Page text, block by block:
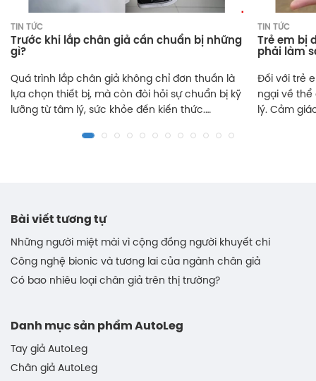
TIN TỨC
Trước khi lắp chân giả cần chuẩn bị những
gì?
Quá trình lắp chân giả không chỉ đơn thuần là
lựa chọn thiết bị, mà còn đòi hỏi sự chuẩn bị kỹ
lưỡng từ tâm lý, sức khỏe đến kiến thức.
Trước khi lắp chân giả cần chuẩn bị những gì.
TIN TỨC
Trẻ em bị
phải làm
Đối với trẻ
ngại về
lý. Cảm
Bài viết tương tự
Những người miệt mài vì cộng đồng người khuyết chi
Công nghệ bionic và tương lai của ngành chân giả
Có bao nhiêu loại chân giả trên thị trường?
Danh mục sản phẩm AutoLeg
Tay giả AutoLeg
Chân giả AutoLeg